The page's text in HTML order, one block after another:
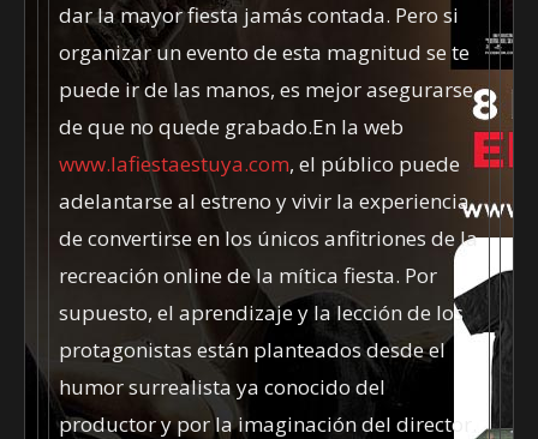
dar la mayor fiesta jamás contada. Pero si
organizar un evento de esta magnitud se te
puede ir de las manos, es mejor asegurarse
de que no quede grabado.En la web
www.lafiestaestuya.com, el público puede
adelantarse al estreno y vivir la experiencia
de convertirse en los únicos anfitriones de la
recreación online de la mítica fiesta. Por
supuesto, el aprendizaje y la lección de los
protagonistas están planteados desde el
humor surrealista ya conocido del
productor y por la imaginación del director.